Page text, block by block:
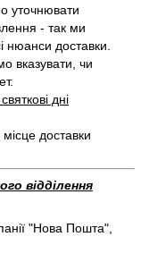
уточнювати
- так ми
доставки.
вказувати, чи
дні
доставки
відділення
"Нова Пошта",